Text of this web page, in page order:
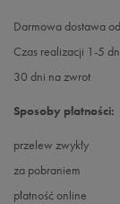
Darmowa dostawa
Czas realizacji 1-5
30 dni na zwrot
Sposoby płatności:
przelew zwykły
za pobraniem
płatność online